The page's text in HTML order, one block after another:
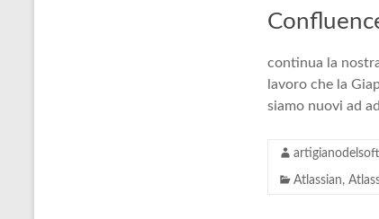
continua la
lavoro che la
siamo nuovi ad
Atlassian,